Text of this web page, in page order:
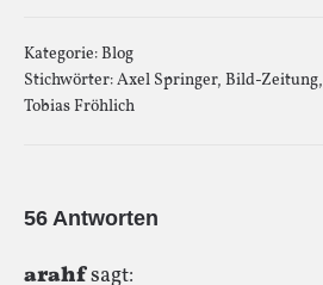
Kategorie:Blog
Stichwörter:Axel Springer, Bild-Zeitung,
Tobias Fröhlich
56 Antworten
arahfsagt: